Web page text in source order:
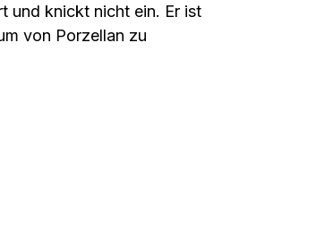
und knickt nicht ein. Er ist
von Porzellan zu